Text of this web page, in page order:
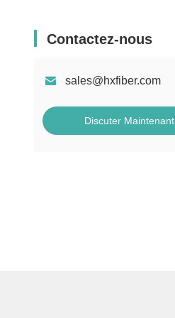
Contactez-nous
sales@hxfiber.com
Discuter Maintenant